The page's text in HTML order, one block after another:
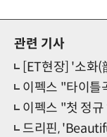
관련 기사
[ET현장] '소화(
이펙스 "타이틀
이펙스 "첫 정규
드리핀, 'Beautiful